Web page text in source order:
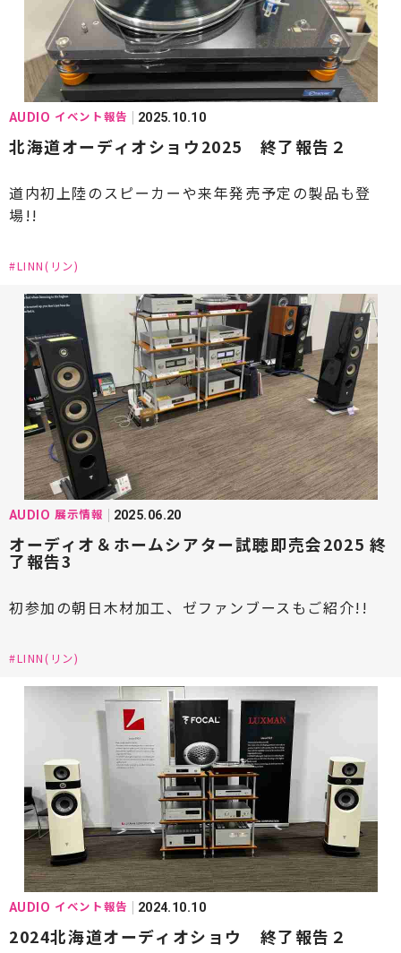
AUDIO イベント報告 2025.10.10
北海道オーディオショウ2025 終了報告２
道内初上陸のスピーカーや来年発売予定の製品も登
場!!
#LINN(リン)
AUDIO 展示情報 2025.06.20
オーディオ＆ホームシアター試聴即売会2025 終
了報告3
初参加の朝日木材加工、ゼファンブースもご紹介!!
#LINN(リン)
AUDIO イベント報告 2024.10.10
2024北海道オーディオショウ 終了報告２